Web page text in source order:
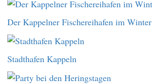
Der Kappelner Fischereihafen im Winter
Stadthafen Kappeln